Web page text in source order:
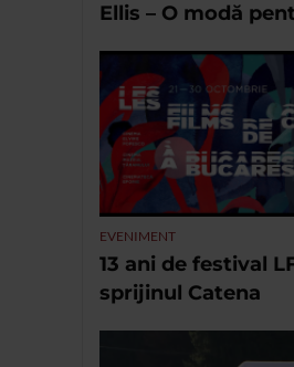
Ellis – O modă
EVENIMENT
13 ani de festival
sprijinul Catena